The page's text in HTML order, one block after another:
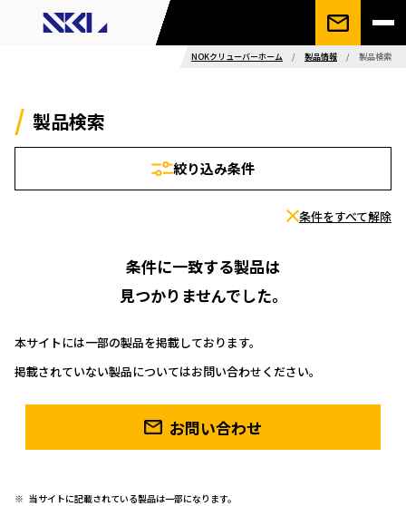
NOKクリューバーホーム / 製品情報 / 製品検索
製品検索
絞り込み条件
条件をすべて解除
条件に一致する製品は
見つかりませんでした。
本サイトには一部の製品を掲載しております。
掲載されていない製品についてはお問い合わせください。
お問い合わせ
当サイトに記載されている製品は一部になります。